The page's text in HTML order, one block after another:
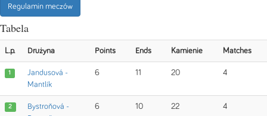
Regulamin meczów
Tabela
L.p. Drużyna Points Ends Kamienie Matches
1
Jandusová -
Mantlík
6 11 20 4
2
Bystroňová -
6 10 22 4